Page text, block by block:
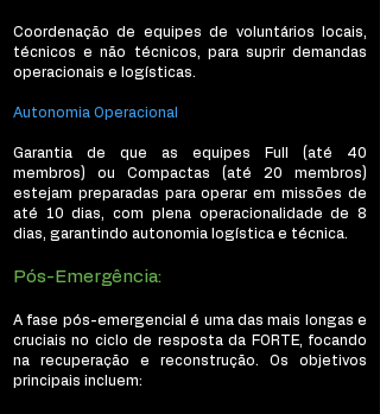
Coordenação de equipes de voluntários locais,
técnicos e não técnicos, para suprir demandas
operacionais e logísticas.
Autonomia Operacional
Garantia de que as equipes Full (até 40
membros) ou Compactas (até 20 membros)
estejam preparadas para operar em missões de
até 10 dias, com plena operacionalidade de 8
dias, garantindo autonomia logística e técnica.
Pós-Emergência:
A fase pós-emergencial é uma das mais longas e
cruciais no ciclo de resposta da FORTE, focando
na recuperação e reconstrução. Os objetivos
principais incluem: